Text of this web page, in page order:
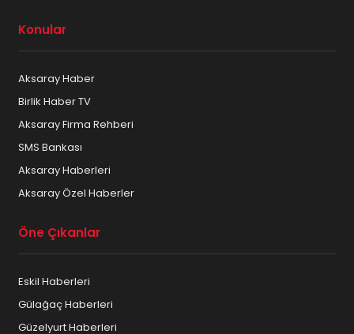
Konular
Aksaray Haber
Birlik Haber TV
Aksaray Firma Rehberi
SMS Bankası
Aksaray Haberleri
Aksaray Özel Haberler
Öne Çıkanlar
Eskil Haberleri
Gülağaç Haberleri
Güzelyurt Haberleri